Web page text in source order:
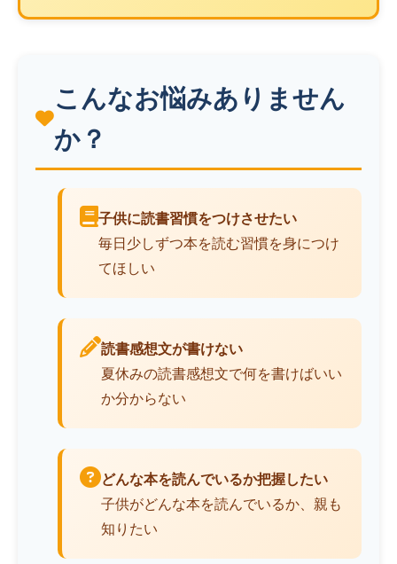
こんなお悩みありません
か？
子供に読書習慣をつけさせたい
毎日少しずつ本を読む習慣を身につけ
てほしい
読書感想文が書けない
夏休みの読書感想文で何を書けばいい
か分からない
どんな本を読んでいるか把握したい
子供がどんな本を読んでいるか、親も
知りたい